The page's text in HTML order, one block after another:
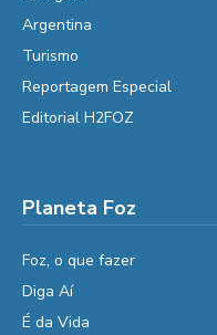
Argentina
Turismo
Reportagem Especial
Editorial H2FOZ
Planeta Foz
Foz, o que fazer
Diga Aí
É da Vida